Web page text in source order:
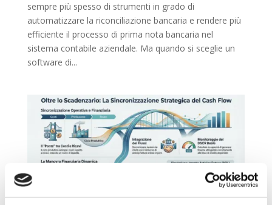
sempre più spesso di strumenti in grado di
automatizzare la riconciliazione bancaria e rendere più
efficiente il processo di prima nota bancaria nel
sistema contabile aziendale. Ma quando si sceglie un
software di...